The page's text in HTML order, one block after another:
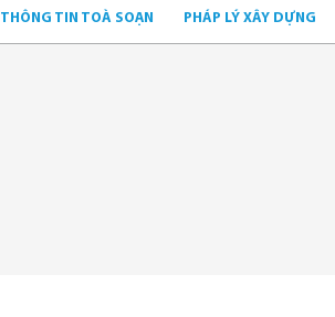
THÔNG TIN TOÀ SOẠN PHÁP LÝ XÂY DỰNG